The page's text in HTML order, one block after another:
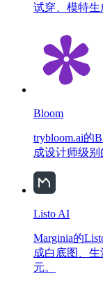
试穿、模特生
Bloom
trybloom.ai的
成设计师级别
Listo AI
Marginia的
成白底图、
元。